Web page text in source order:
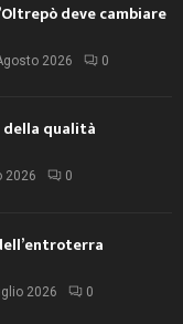
deve cambiare
2026 0
della qualità
2026 0
2026 0